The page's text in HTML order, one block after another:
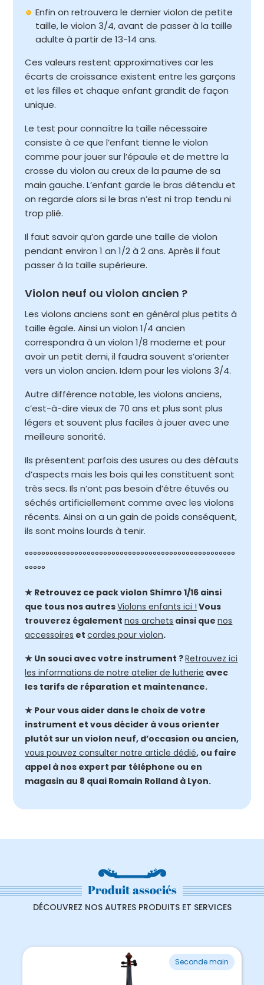
Enfin on retrouvera le dernier violon de petite
taille, le violon 3/4, avant de passer à la taille
adulte à partir de 13-14 ans.
Ces valeurs restent approximatives car les
écarts de croissance existent entre les garçons
et les filles et chaque enfant grandit de façon
unique.
Le test pour connaître la taille nécessaire
consiste à ce que l’enfant tienne le violon
comme pour jouer sur l’épaule et de mettre la
crosse du violon au creux de la paume de sa
main gauche. L’enfant garde le bras détendu et
on regarde alors si le bras n’est ni trop tendu ni
trop plié.
Il faut savoir qu’on garde une taille de violon
pendant environ 1 an 1/2 à 2 ans. Après il faut
passer à la taille supérieure.
Violon neuf ou violon ancien ?
Les violons anciens sont en général plus petits à
taille égale. Ainsi un violon 1/4 ancien
correspondra à un violon 1/8 moderne et pour
avoir un petit demi, il faudra souvent s’orienter
vers un violon ancien. Idem pour les violons 3/4.
Autre différence notable, les violons anciens,
c’est-à-dire vieux de 70 ans et plus sont plus
légers et souvent plus faciles à jouer avec une
meilleure sonorité.
Ils présentent parfois des usures ou des défauts
d’aspects mais les bois qui les constituent sont
très secs. Ils n’ont pas besoin d’être étuvés ou
séchés artificiellement comme avec les violons
récents. Ainsi on a un gain de poids conséquent,
ils sont moins lourds à tenir.
°°°°°°°°°°°°°°°°°°°°°°°°°°°°°°°°°°°°°°°°°°°°°°°°°°°
°°°°°
★ Retrouvez ce pack violon Shimro 1/16 ainsi
que tous nos autresViolons enfants ici ! Vous
trouverez égalementnos archets ainsi quenos
accessoires etcordes pour violon.
★ Un souci avec votre instrument ?Retrouvez ici
les informations de notre atelier de lutherie avec
les tarifs de réparation et maintenance.
★ Pour vous aider dans le choix de votre
instrument et vous décider à vous orienter
plutôt sur un violon neuf, d’occasion ou ancien,
vous pouvez consulter notre article dédié, ou faire
appel à nos expert par téléphone ou en
magasin au 8 quai Romain Rolland à Lyon.
Produit associés
DÉCOUVREZ NOS AUTRES PRODUITS ET SERVICES
Ancien